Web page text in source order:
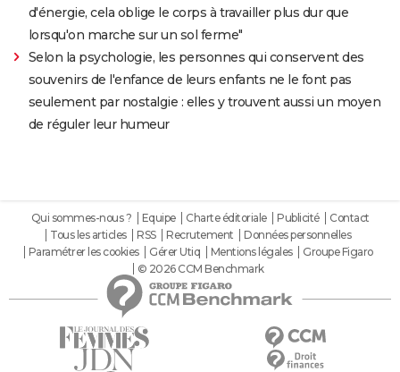
d'énergie, cela oblige le corps à travailler plus dur que
lorsqu'on marche sur un sol ferme"
Selon la psychologie, les personnes qui conservent des
souvenirs de l'enfance de leurs enfants ne le font pas
seulement par nostalgie : elles y trouvent aussi un moyen
de réguler leur humeur
Qui sommes-nous ? Equipe Charte éditoriale Publicité
Contact
Tous les articles
RSS Recrutement
Données personnelles
Paramétrer les cookies
Gérer Utiq Mentions légales
Groupe Figaro
© 2026 CCM Benchmark